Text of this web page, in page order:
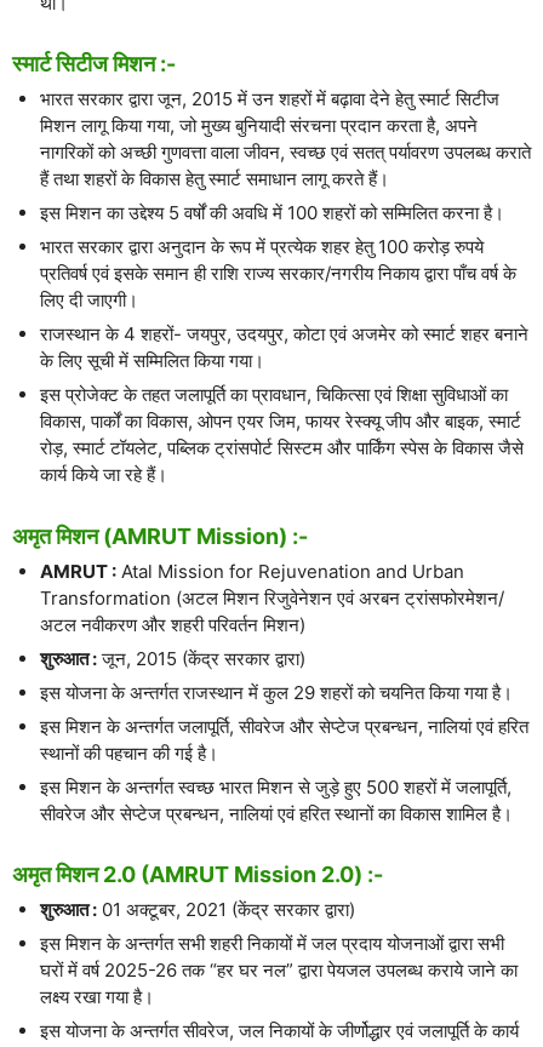
स्मार्ट सिटीज मिशन :-
भारत सरकार द्वारा जून, 2015 में उन शहरों में बढ़ावा देने हेतु स्मार्ट सिटीज
मिशन लागू किया गया, जो मुख्य बुनियादी संरचना प्रदान करता है, अपने
नागरिकों को अच्छी गुणवत्ता वाला जीवन, स्वच्छ एवं सतत् पर्यावरण उपलब्ध कराते
हैं तथा शहरों के विकास हेतु स्मार्ट समाधान लागू करते हैं।
इस मिशन का उद्देश्य 5 वर्षों की अवधि में 100 शहरों को सम्मिलित करना है।
भारत सरकार द्वारा अनुदान के रूप में प्रत्येक शहर हेतु 100 करोड़ रुपये
प्रतिवर्ष एवं इसके समान ही राशि राज्य सरकार/नगरीय निकाय द्वारा पाँच वर्ष के
लिए दी जाएगी।
राजस्थान के 4 शहरों- जयपुर, उदयपुर, कोटा एवं अजमेर को स्मार्ट शहर बनाने
के लिए सूची में सम्मिलित किया गया।
इस प्रोजेक्ट के तहत जलापूर्ति का प्रावधान, चिकित्सा एवं शिक्षा सुविधाओं का
विकास, पार्कों का विकास, ओपन एयर जिम, फायर रेस्क्यू जीप और बाइक, स्मार्ट
रोड़, स्मार्ट टॉयलेट, पब्लिक ट्रांसपोर्ट सिस्टम और पार्किंग स्पेस के विकास जैसे
कार्य किये जा रहे हैं।
अमृत मिशन (AMRUT Mission) :-
AMRUT :Atal Mission for Rejuvenation and Urban
Transformation (अटल मिशन रिजुवेनेशन एवं अरबन ट्रांसफोरमेशन/
अटल नवीकरण और शहरी परिवर्तन मिशन)
शुरुआत :जून, 2015 (केंद्र सरकार द्वारा)
इस योजना के अन्तर्गत राजस्थान में कुल 29 शहरों को चयनित किया गया है।
इस मिशन के अन्तर्गत जलापूर्ति, सीवरेज और सेप्टेज प्रबन्धन, नालियां एवं हरित
स्थानों की पहचान की गई है।
इस मिशन के अन्तर्गत स्वच्छ भारत मिशन से जुड़े हुए 500 शहरों में जलापूर्ति,
सीवरेज और सेप्टेज प्रबन्धन, नालियां एवं हरित स्थानों का विकास शामिल है।
अमृत मिशन 2.0 (AMRUT Mission 2.0) :-
शुरुआत :01 अक्टूबर, 2021 (केंद्र सरकार द्वारा)
इस मिशन के अन्तर्गत सभी शहरी निकायों में जल प्रदाय योजनाओं द्वारा सभी
घरों में वर्ष 2025-26 तक “हर घर नल” द्वारा पेयजल उपलब्ध कराये जाने का
लक्ष्य रखा गया है।
इस योजना के अन्तर्गत सीवरेज, जल निकायों के जीर्णोद्धार एवं जलापूर्ति के कार्य